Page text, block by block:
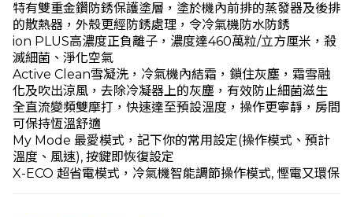
特有雙重金鑽防銹保護塗層，塗於機內前排的蒸發器及後排
的散熱器，外殼更經防銹處理，令冷氣機防水防銹
ion PLUS高濃度正負離子，濃度達460萬粒/立方厘米，殺
滅細菌、淨化空氣
Active Clean雪凝洗，冷氣機內結霜，鎖住灰塵，霜雪融
化及吹出涼風，去除冷凝器上的灰塵，有效防止細菌滋生
全直流變頻雙摩打，快速達至預設溫度，操作更寧靜，房間
可保持恆溫舒適
My Mode 最愛模式，記下你的常用設定(操作模式、預計
溫度、風速), 按鍵即恢復設定
X-ECO 超省電模式，冷氣機智能調節操作模式, 慳電又環保